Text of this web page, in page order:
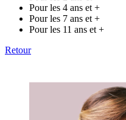
Pour les 4 ans et +
Pour les 7 ans et +
Pour les 11 ans et +
Retour